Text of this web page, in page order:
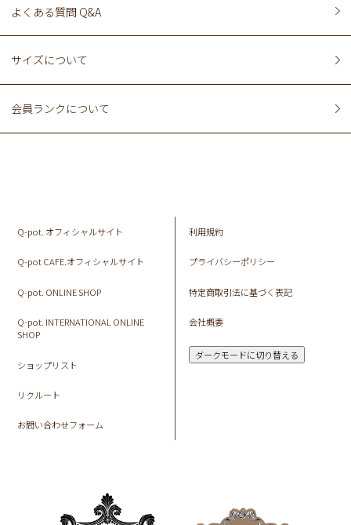
よくある質問 Q&A
サイズについて
会員ランクについて
Q-pot. オフィシャルサイト
Q-pot CAFE.オフィシャルサイト
Q-pot. ONLINE SHOP
Q-pot. INTERNATIONAL ONLINE
SHOP
ショップリスト
リクルート
お問い合わせフォーム
利用規約
プライバシーポリシー
特定商取引法に基づく表記
会社概要
ダークモードに切り替える